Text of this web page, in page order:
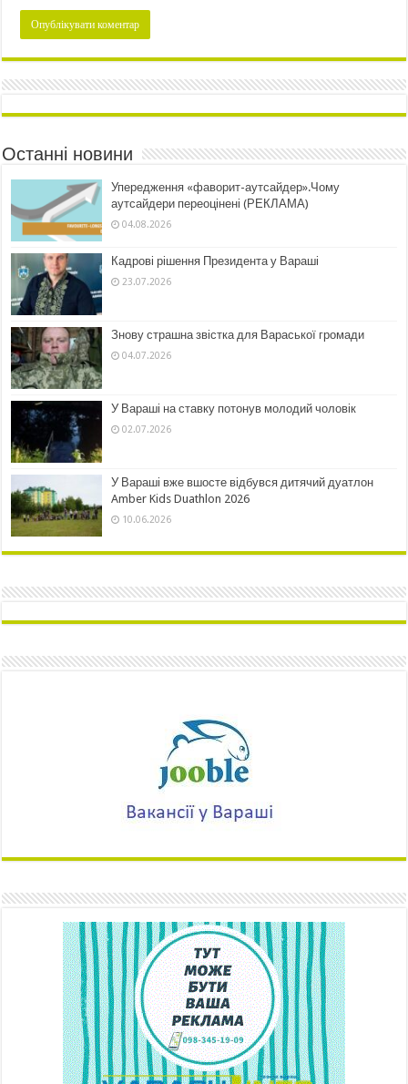
Останні новини
Упередження «фаворит-аутсайдер».Чому
аутсайдери переоцінені (РЕКЛАМА)
04.08.2026
Кадрові рішення Президента у Вараші
23.07.2026
Знову страшна звістка для Вараської громади
04.07.2026
У Вараші на ставку потонув молодий чоловік
02.07.2026
У Вараші вже вшосте відбувся дитячий дуатлон
Amber Kids Duathlon 2026
10.06.2026